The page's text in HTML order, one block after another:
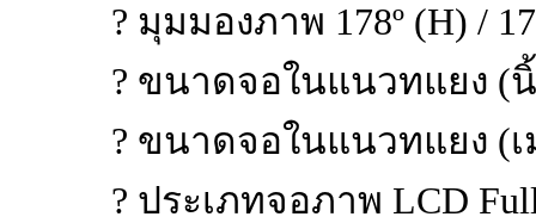
? มุมมองภาพ 178º (H) /
? ขนาดจอในแนวทแยง (
? ขนาดจอในแนวทแยง (เ
? ประเภทจอภาพ LCD